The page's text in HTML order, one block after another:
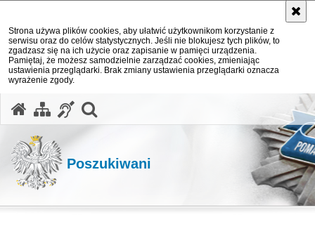
Strona używa plików cookies, aby ułatwić użytkownikom korzystanie z
serwisu oraz do celów statystycznych. Jeśli nie blokujesz tych plików, to
zgadzasz się na ich użycie oraz zapisanie w pamięci urządzenia.
Pamiętaj, że możesz samodzielnie zarządzać cookies, zmieniając
ustawienia przeglądarki. Brak zmiany ustawienia przeglądarki oznacza
wyrażenie zgody.
Poszukiwani